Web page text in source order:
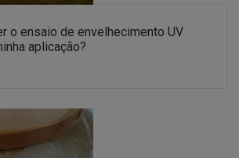
o ensaio de envelhecimento UV
aplicação?